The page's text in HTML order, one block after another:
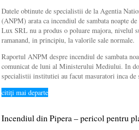
Datele obtinute de specialistii de la Agentia
(ANPM) arata ca incendiul de sambata noapte
Lux SRL nu a produs o poluare majora, nivelul
ramanand, in principiu, la valorile sale normale.
Raportul ANPM despre incendiul de sambata
comunicat de luni al Ministerului Mediului. In
specialistii institutiei au facut masuratori inca de
citiţi mai departe
Incendiul din Pipera – pericol pentru